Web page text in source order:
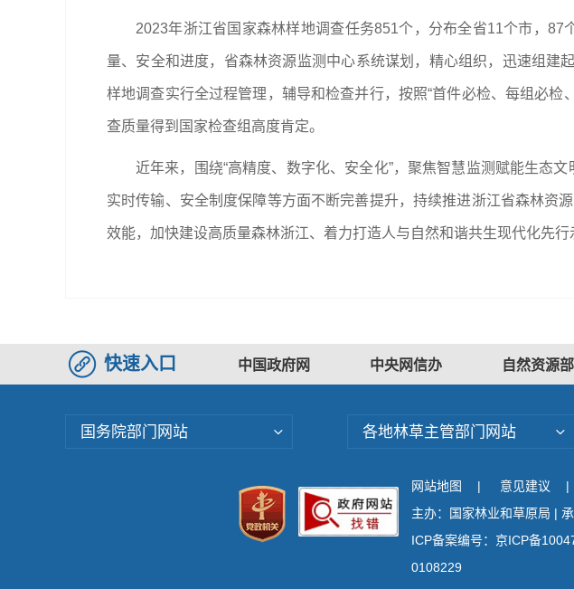
2023年浙江省国家森林样地调查任务851个，分布全省11个市，
量、安全和进度，省森林资源监测中心系统谋划，精心组织，迅速组
样地调查实行全过程管理，辅导和检查并行，按照“首件必检、每组必
查质量得到国家检查组高度肯定。
近年来，围绕“高精度、数字化、安全化”，聚焦智慧监测赋能生态
实时传输、安全制度保障等方面不断完善提升，持续推进浙江省森林资
效能，加快建设高质量森林浙江、着力打造人与自然和谐共生现代化先行
快速入口 中国政府网 中央网信办 自然资源部
国务院部门网站 各地林草主管部门网站
网站地图 | 意见建议 |
主办：国家林业和草原局 |
ICP备案编号：京ICP备
0108229